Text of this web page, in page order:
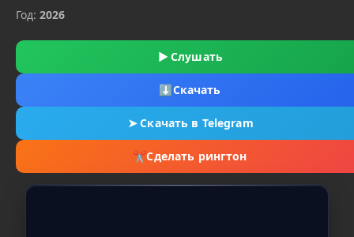
Год: 2026
▶ Слушать
⬇Скачать
➤Скачать в Telegram
✂Сделать рингтон